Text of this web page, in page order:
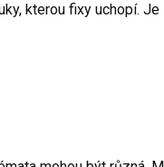
kterou fixy uchopí.